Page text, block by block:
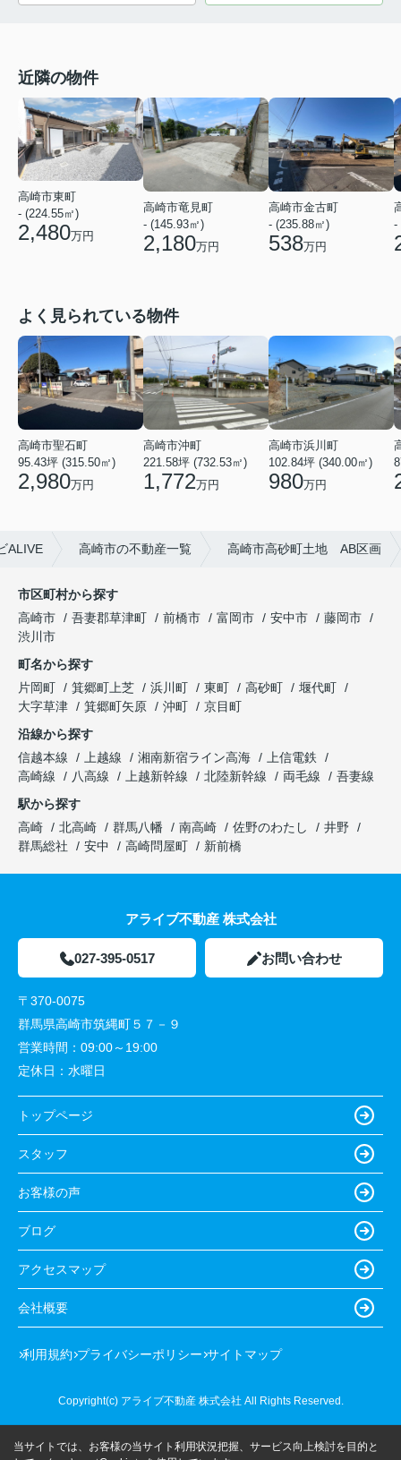
近隣の物件
高崎市東町
- (224.55㎡)
2,480万円
高崎市竜見町
- (145.93㎡)
2,180万円
高崎市金古町
- (235.88㎡)
538万円
-
よく見られている物件
高崎市聖石町
95.43坪 (315.50㎡)
2,980万円
高崎市沖町
221.58坪 (732.53㎡)
1,772万円
高崎市浜川町
102.84坪 (340.00㎡)
980万円
ALIVE 高崎市の不動産一覧 高崎市高砂町土地 AB区画
市区町村から探す
高崎市
吾妻郡草津町 前橋市 富岡市 安中市
藤岡市
渋川市
町名から探す
片岡町
箕郷町上芝 浜川町 東町 高砂町
堰代町
大字草津
箕郷町矢原 沖町
京目町
沿線から探す
信越本線
上越線 湘南新宿ライン高海
上信電鉄
高崎線
八高線 上越新幹線 北陸新幹線 両毛線
吾妻線
駅から探す
高崎
北高崎 群馬八幡 南高崎 佐野のわたし
井野
群馬総社
安中 高崎問屋町 新前橋
アライブ不動産 株式会社
027-395-0517 お問い合わせ
〒370-0075
群馬県高崎市筑縄町５７－９
営業時間： 09:00～19:00
定休日： 水曜日
トップページ
スタッフ
お客様の声
ブログ
アクセスマップ
会社概要
利用規約 プライバシーポリシー サイトマップ
Copyright(c) アライブ不動産 株式会社 All Rights Reserved.
当サイトでは、お客様の当サイト利用状況把握、サービス向上検討を目的と